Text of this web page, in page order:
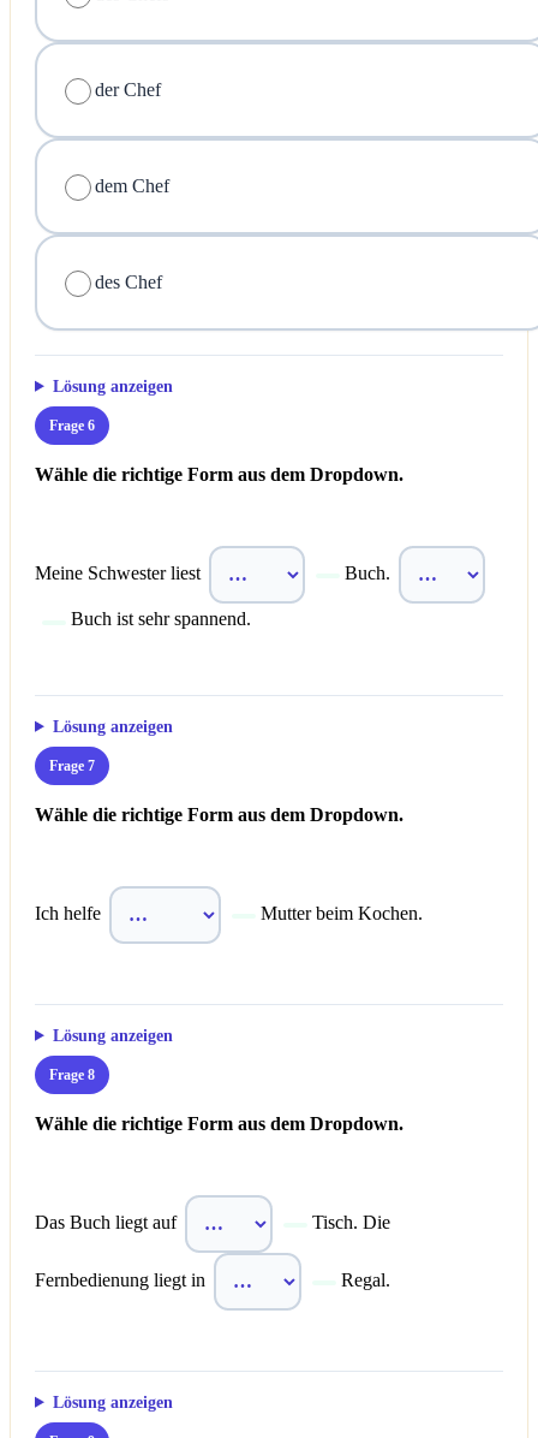
der Chef
dem Chef
des Chef
Lösung anzeigen
Frage 6
Wähle die richtige Form aus dem Dropdown.
Meine Schwester liest Buch.
Buch ist sehr spannend.
Lösung anzeigen
Frage 7
Wähle die richtige Form aus dem Dropdown.
Ich helfe Mutter beim Kochen.
Lösung anzeigen
Frage 8
Wähle die richtige Form aus dem Dropdown.
Das Buch liegt auf Tisch. Die
Fernbedienung liegt in Regal.
Lösung anzeigen